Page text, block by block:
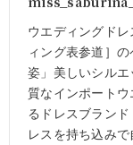
ウエディングド
ィング表参道］
姿」美しいシル
質なインポートウ
るドレスブラン
レスを持ち込み